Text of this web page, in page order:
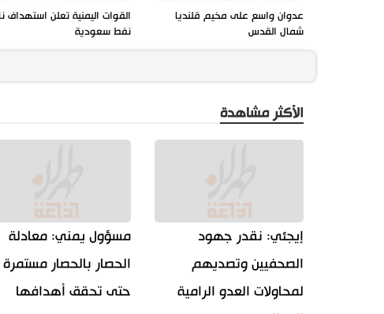
عدوان واسع على مخيم قلنديا
شمال القدس
القوات اليمنية تعلن استهداف
نفط سعودية
الأكثر مشاهدة
إيجئي: نقدر جهود
الصحفيين وتصديهم
لمحاولات العدو الرامية
مسؤول يمني: معادلة
الحصار بالحصار مستمرة
حتى تحقق أهدافها